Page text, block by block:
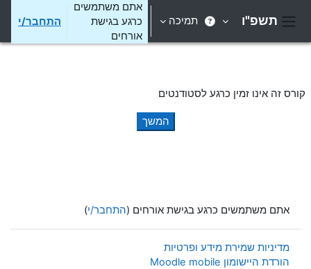
תשפ"ו תמיכה
אתם משתמשים
כרגע בגישת
אורחים
התחבר/י
קורס זה אינו זמין כרגע לסטודנטים
המשך
אתם משתמשים כרגע בגישת אורחים (התחבר/י)
מדיניות שמירת מידע ופרטיות
הורדת היישומון Moodle mobile